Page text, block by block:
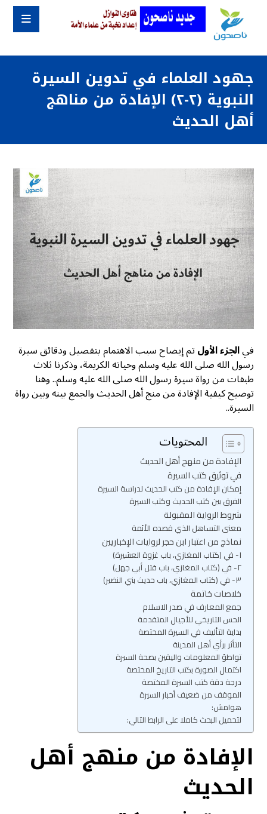
جهود العلماء في تدوين السيرة
النبوية (٢-٢) الإفادة من مناهج
أهل الحديث
فيالجزء الأولتم إيضاح سبب الاهتمام بتفصيل ودقائق سيرة
رسول الله صلى الله عليه وسلم وحياته الكريمة، وذكرنا ثلاث
طبقات من رواة سيرة رسول الله صلى الله عليه وسلم.. وهنا
توضيح كيفية الإفادة من منج أهل الحديث والجمع بينه وبين رواة
السيرة..
المحتويات
الإفادة من منهج أهل الحديث
في توثيق كتب السيرة
إمكان الإفادة من كتب الحديث لدراسة السيرة
الفرق بين كتب الحديث وكتب السيرة
شروط الرواية المقبولة
معنى التساهل الذي قصده الأئمة
نماذج من اعتبار ابن حجر لروايات الإخباريين
١- في (كتاب المغازي، باب غزوة العشيرة)
٢- في (كتاب المغازي، باب قتل أبي جهل)
٣- في (كتاب المغازي، باب حديث بني النضير)
خلاصات خاتمة
جمع المعارف في صدر الاسلام
الحس التاريخي للأجيال المتقدمة
بداية التأليف في السيرة المختصة
التأثر برأي أهل المدينة
تواطؤ المعلومات واليقين بصحة السيرة
اكتمال الصورة بكتب التاريخ المختصة
درجة دقة كتب السيرة المختصة
الموقف من ضعيف أخبار السيرة
هوامش:
لتحميل البحث كاملا على الرابط التالي:
الإفادة من منهج أهل
الحديث